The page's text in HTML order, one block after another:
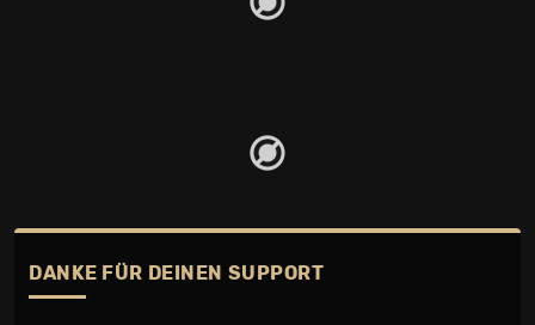
DANKE FÜR DEINEN SUPPORT